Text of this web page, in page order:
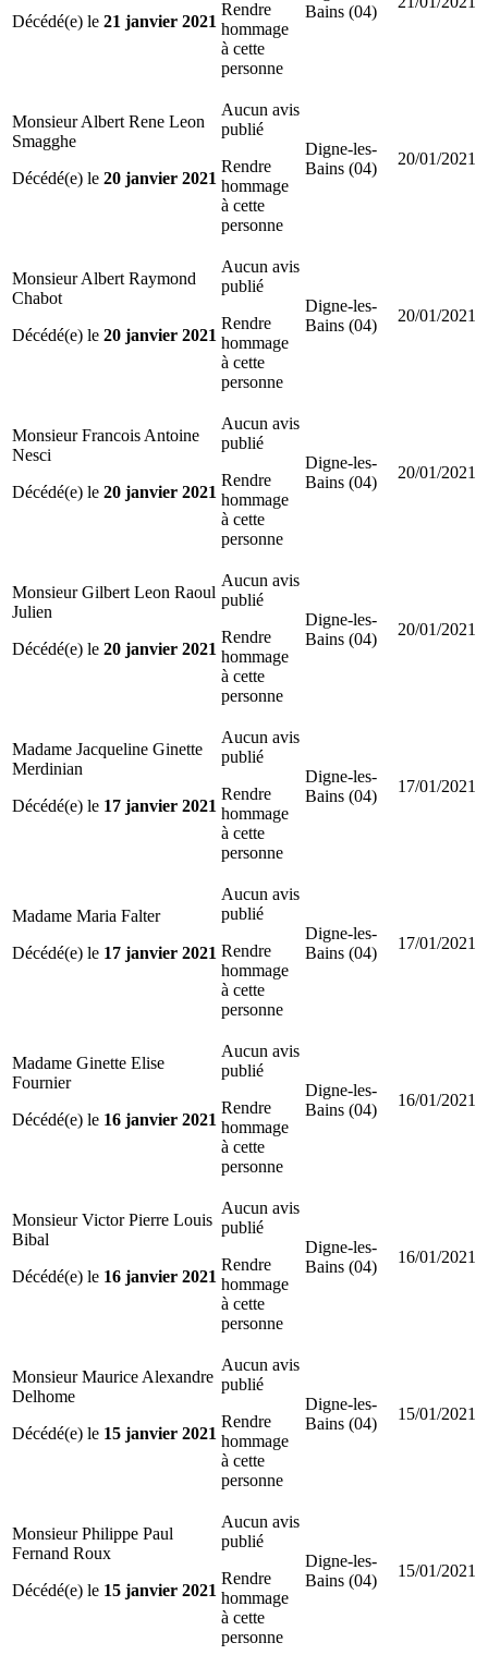
Décédé(e) le 21 janvier 2021
Rendre
hommage
à cette
personne
Bains (04)
Monsieur Albert Rene Leon
Smagghe
Décédé(e) le 20 janvier 2021
Aucun avis
publié
Rendre
hommage
à cette
personne
Digne-les-
Bains (04)
20/01/2021
Monsieur Albert Raymond
Chabot
Décédé(e) le 20 janvier 2021
Aucun avis
publié
Rendre
hommage
à cette
personne
Digne-les-
Bains (04)
20/01/2021
Monsieur Francois Antoine
Nesci
Décédé(e) le 20 janvier 2021
Aucun avis
publié
Rendre
hommage
à cette
personne
Digne-les-
Bains (04)
20/01/2021
Monsieur Gilbert Leon Raoul
Julien
Décédé(e) le 20 janvier 2021
Aucun avis
publié
Rendre
hommage
à cette
personne
Digne-les-
Bains (04)
20/01/2021
Madame Jacqueline Ginette
Merdinian
Décédé(e) le 17 janvier 2021
Aucun avis
publié
Rendre
hommage
à cette
personne
Digne-les-
Bains (04)
17/01/2021
Madame Maria Falter
Décédé(e) le 17 janvier 2021
Aucun avis
publié
Rendre
hommage
à cette
personne
Digne-les-
Bains (04)
17/01/2021
Madame Ginette Elise
Fournier
Décédé(e) le 16 janvier 2021
Aucun avis
publié
Rendre
hommage
à cette
personne
Digne-les-
Bains (04)
16/01/2021
Monsieur Victor Pierre Louis
Bibal
Décédé(e) le 16 janvier 2021
Aucun avis
publié
Rendre
hommage
à cette
personne
Digne-les-
Bains (04)
16/01/2021
Monsieur Maurice Alexandre
Delhome
Décédé(e) le 15 janvier 2021
Aucun avis
publié
Rendre
hommage
à cette
personne
Digne-les-
Bains (04)
15/01/2021
Monsieur Philippe Paul
Fernand Roux
Décédé(e) le 15 janvier 2021
Aucun avis
publié
Rendre
hommage
à cette
personne
Digne-les-
Bains (04)
15/01/2021